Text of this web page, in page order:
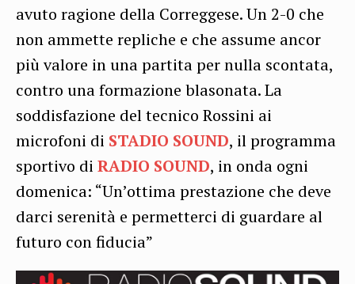
avuto ragione della Correggese. Un 2-0 che
non ammette repliche e che assume ancor
più valore in una partita per nulla scontata,
contro una formazione blasonata. La
soddisfazione del tecnico Rossini ai
microfoni di STADIO SOUND, il programma
sportivo di RADIO SOUND, in onda ogni
domenica: “Un’ottima prestazione che deve
darci serenità e permetterci di guardare al
futuro con fiducia”